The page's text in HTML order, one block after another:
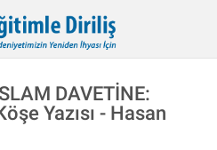
DAVETİNE:
Yazısı - Hasan